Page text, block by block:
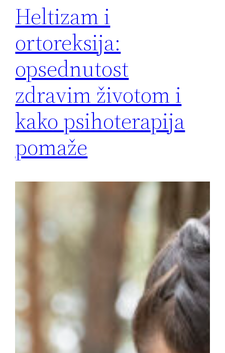
Heltizam i
ortoreksija:
opsednutost
zdravim životom i
kako psihoterapija
pomaže